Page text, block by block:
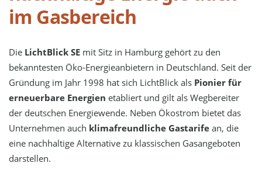
im Gasbereich
Die LichtBlick SE mit Sitz in Hamburg gehört zu den
bekanntesten Öko-Energieanbietern in Deutschland. Seit der
Gründung im Jahr 1998 hat sich LichtBlick als Pionier für
erneuerbare Energien etabliert und gilt als Wegbereiter
der deutschen Energiewende. Neben Ökostrom bietet das
Unternehmen auch klimafreundliche Gastarife an, die
eine nachhaltige Alternative zu klassischen Gasangeboten
darstellen.